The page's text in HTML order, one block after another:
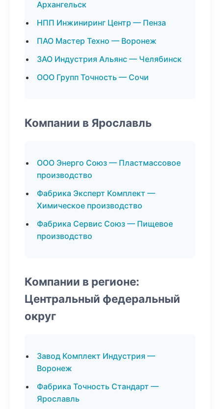
Архангельск
НПП Инжиниринг Центр — Пенза
ПАО Мастер Техно — Воронеж
ЗАО Индустрия Альянс — Челябинск
ООО Групп Точность — Сочи
Компании в Ярославль
ООО Энерго Союз — Пластмассовое
производство
Фабрика Эксперт Комплект —
Химическое производство
Фабрика Сервис Союз — Пищевое
производство
Компании в регионе:
Центральный федеральный
округ
Завод Комплект Индустрия —
Воронеж
Фабрика Точность Стандарт —
Ярославль